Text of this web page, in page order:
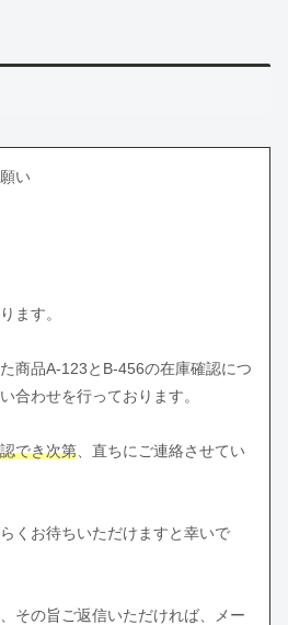
い
ます。
商品A-123とB-456の在庫確認につ
合わせを行っております。
でき次第 、直ちにご連絡させてい
くお待ちいただけますと幸いで
その旨ご返信いただければ、メー